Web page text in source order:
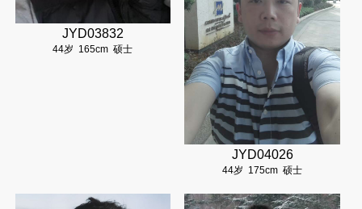
JYD03832
44岁 165cm 硕士
JYD04026
44岁 175cm 硕士